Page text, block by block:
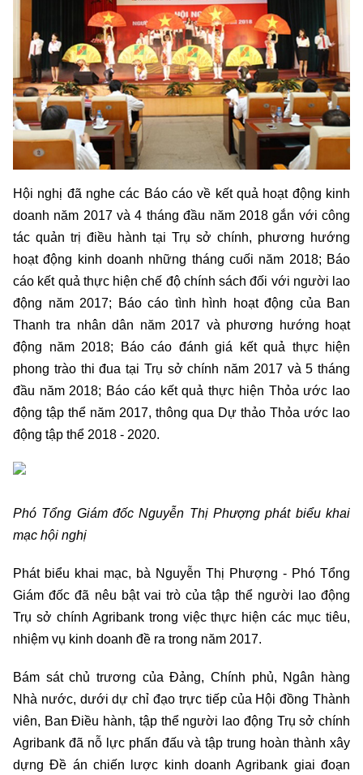
Hội nghị đã nghe các Báo cáo về kết quả hoạt động kinh
doanh năm 2017 và 4 tháng đầu năm 2018 gắn với công
tác quản trị điều hành tại Trụ sở chính, phương hướng
hoạt động kinh doanh những tháng cuối năm 2018; Báo
cáo kết quả thực hiện chế độ chính sách đối với người lao
động năm 2017; Báo cáo tình hình hoạt động của Ban
Thanh tra nhân dân năm 2017 và phương hướng hoạt
động năm 2018; Báo cáo đánh giá kết quả thực hiện
phong trào thi đua tại Trụ sở chính năm 2017 và 5 tháng
đầu năm 2018; Báo cáo kết quả thực hiện Thỏa ước lao
động tập thể năm 2017, thông qua Dự thảo Thỏa ước lao
động tập thể 2018 - 2020.
Phó Tổng Giám đốc Nguyễn Thị Phượng phát biểu khai
mạc hội nghị
Phát biểu khai mạc, bà Nguyễn Thị Phượng - Phó Tổng
Giám đốc đã nêu bật vai trò của tập thể người lao động
Trụ sở chính Agribank trong việc thực hiện các mục tiêu,
nhiệm vụ kinh doanh đề ra trong năm 2017.
Bám sát chủ trương của Đảng, Chính phủ, Ngân hàng
Nhà nước, dưới dự chỉ đạo trực tiếp của Hội đồng Thành
viên, Ban Điều hành, tập thể người lao động Trụ sở chính
Agribank đã nỗ lực phấn đấu và tập trung hoàn thành xây
dựng Đề án chiến lược kinh doanh Agribank giai đoạn